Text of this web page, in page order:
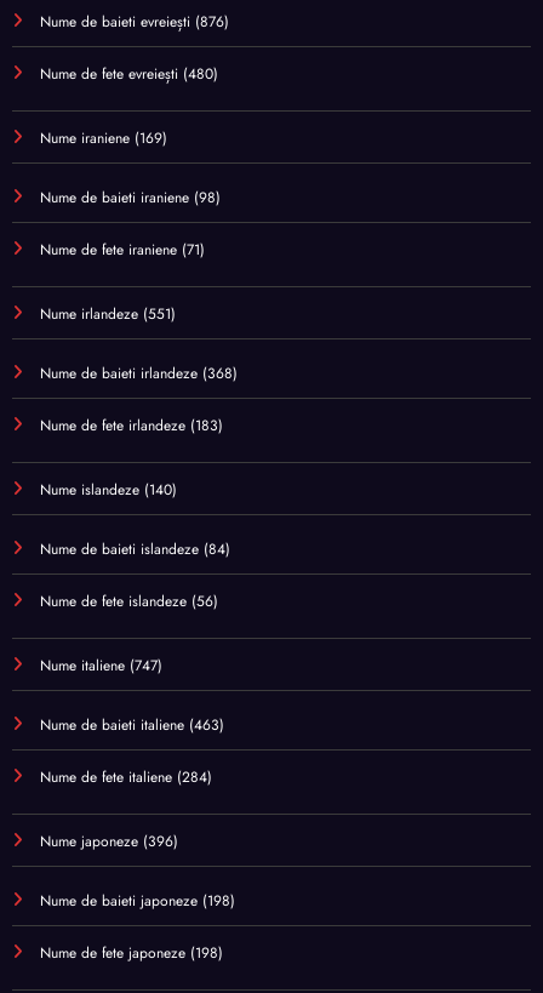
Nume de baieti evreiești (876)
Nume de fete evreiești (480)
Nume iraniene (169)
Nume de baieti iraniene (98)
Nume de fete iraniene (71)
Nume irlandeze (551)
Nume de baieti irlandeze (368)
Nume de fete irlandeze (183)
Nume islandeze (140)
Nume de baieti islandeze (84)
Nume de fete islandeze (56)
Nume italiene (747)
Nume de baieti italiene (463)
Nume de fete italiene (284)
Nume japoneze (396)
Nume de baieti japoneze (198)
Nume de fete japoneze (198)